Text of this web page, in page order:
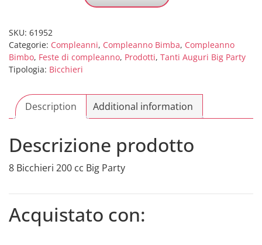
Big
Party
quantity
SKU: 61952
Categorie: Compleanni, Compleanno Bimba, Compleanno
Bimbo, Feste di compleanno, Prodotti, Tanti Auguri Big Party
Tipologia: Bicchieri
Description Additional information
Descrizione prodotto
8 Bicchieri 200 cc Big Party
Acquistato con: